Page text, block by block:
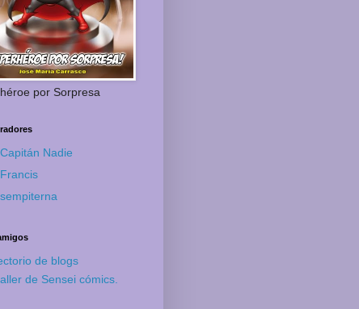
por Sorpresa
Capitán Nadie
Francis
sempiterna
de blogs
de Sensei cómics.